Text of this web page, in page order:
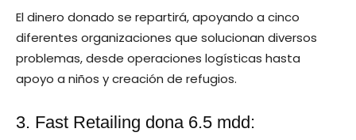
El dinero donado se repartirá, apoyando a cinco
diferentes organizaciones que solucionan diversos
problemas, desde operaciones logísticas hasta
apoyo a niños y creación de refugios.
3. Fast Retailing dona 6.5 mdd: